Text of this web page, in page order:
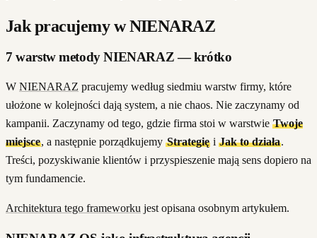
Jak pracujemy w NIENARAZ
7 warstw metody NIENARAZ — krótko
W NIENARAZ pracujemy według siedmiu warstw firmy, które
ułożone w kolejności dają system, a nie chaos. Nie zaczynamy od
kampanii. Zaczynamy od tego, gdzie firma stoi w warstwie Twoje
miejsce, a następnie porządkujemyStrategięi Jak to działa.
Treści, pozyskiwanie klientów i przyspieszenie mają sens dopiero na
tym fundamencie.
Architektura tego frameworku jest opisana osobnym artykułem.